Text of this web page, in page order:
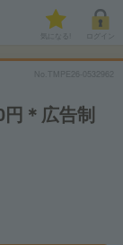
気になる!
No.TMPE26-0532962
＊広告制